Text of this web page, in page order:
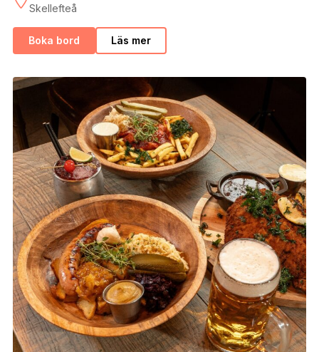
Skellefteå
Boka bord Läs mer